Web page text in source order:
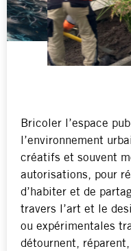
Bricoler l’espace
l’environnement
créatifs et souvent
autorisations, pour
d’habiter et de
travers l’art et le
ou expérimentales
détournent,